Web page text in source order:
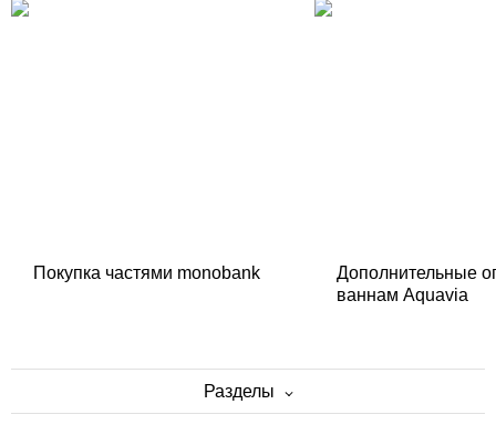
Покупка частями monobank
Дополнительные
ваннам Aquavia
Разделы